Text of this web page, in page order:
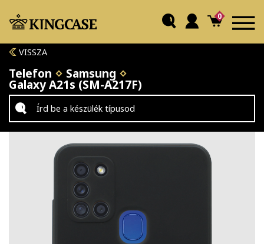
0
VISSZA
Telefon Samsung
Galaxy A21s (SM-A217F)